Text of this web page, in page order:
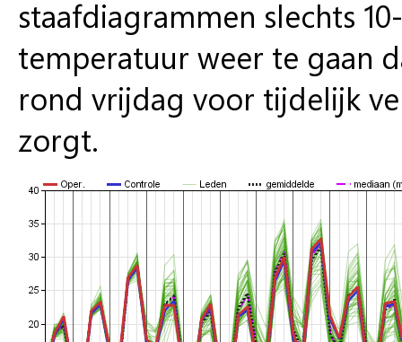
staafdiagrammen slechts
temperatuur weer te gaan
rond vrijdag voor tijdelijk
zorgt.